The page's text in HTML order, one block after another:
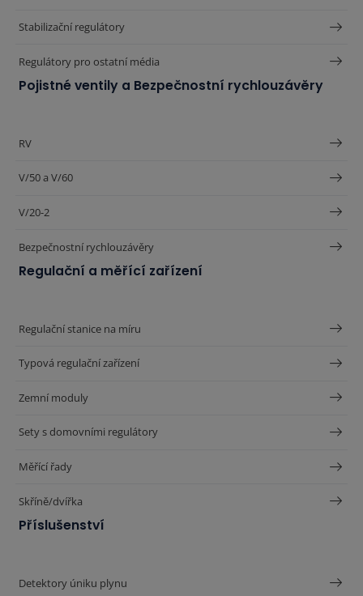
Stabilizační regulátory
Regulátory pro ostatní média
Pojistné ventily a Bezpečnostní rychlouzávěry
RV
V/50 a V/60
V/20-2
Bezpečnostní rychlouzávěry
Regulační a měřící zařízení
Regulační stanice na míru
Typová regulační zařízení
Zemní moduly
Sety s domovními regulátory
Měřící řady
Skříně/dvířka
Příslušenství
Detektory úniku plynu